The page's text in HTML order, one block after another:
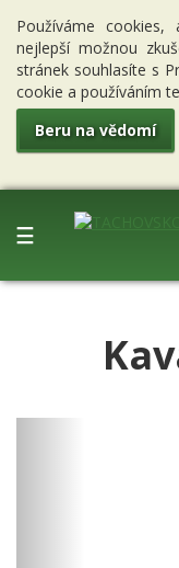
Používáme
nejlepší možnou
stránek souhlasíte s
cookie a používáním
Beru na vědomí
☰